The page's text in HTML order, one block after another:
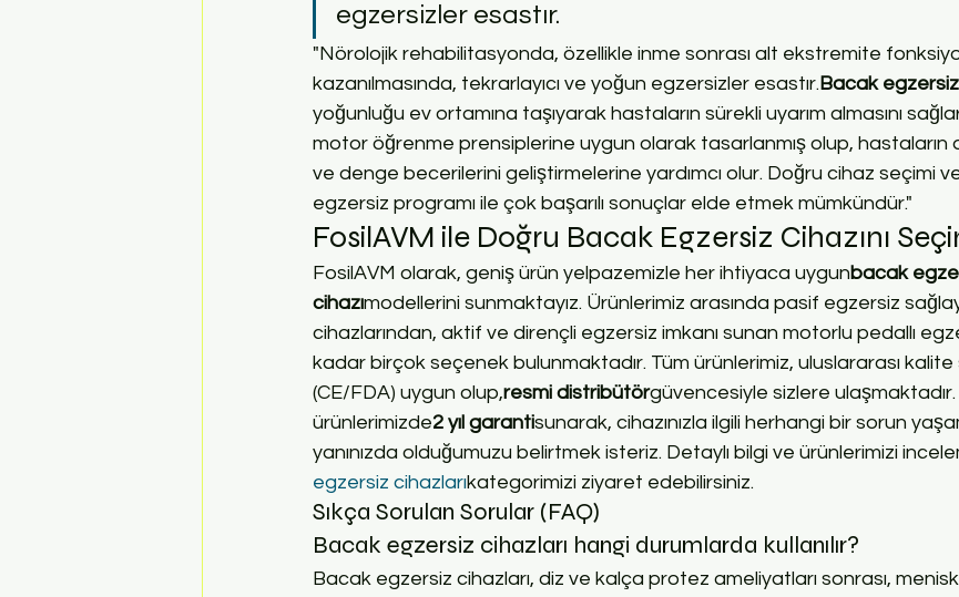
egzersizler esastır.
"Nörolojik rehabilitasyonda, özellikle inme sonrası alt ekstremite
kazanılmasında, tekrarlayıcı ve yoğun egzersizler esastır.Bacak egzersiz
yoğunluğu ev ortamına taşıyarak hastaların sürekli uyarım almasını
motor öğrenme prensiplerine uygun olarak tasarlanmış olup, hastaların
ve denge becerilerini geliştirmelerine yardımcı olur. Doğru cihaz seçimi
egzersiz programı ile çok başarılı sonuçlar elde etmek mümkündür."
FosilAVM ile Doğru Bacak Egzersiz Cihazını
FosilAVM olarak, geniş ürün yelpazemizle her ihtiyaca uygunbacak
cihazımodellerini sunmaktayız. Ürünlerimiz arasında pasif egzersiz
cihazlarından, aktif ve dirençli egzersiz imkanı sunan motorlu pedallı
kadar birçok seçenek bulunmaktadır. Tüm ürünlerimiz, uluslararası
(CE/FDA) uygun olup,resmi distribütörgüvencesiyle sizlere ulaşmaktadır.
ürünlerimizde2 yıl garantisunarak, cihazınızla ilgili herhangi bir sorun
yanınızda olduğumuzu belirtmek isteriz. Detaylı bilgi ve ürünlerimizi
egzersiz cihazlarıkategorimizi ziyaret edebilirsiniz.
Sıkça Sorulan Sorular (FAQ)
Bacak egzersiz cihazları hangi durumlarda kullanılır?
Bacak egzersiz cihazları, diz ve kalça protez ameliyatları sonrası,